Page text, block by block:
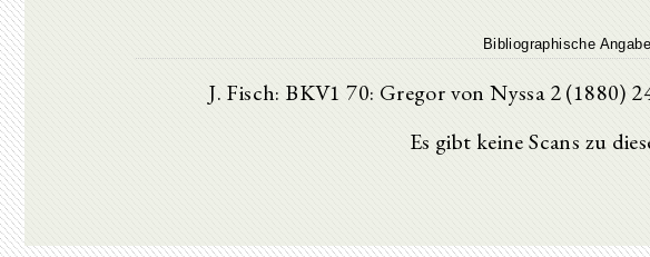
Bibliographische Angabe
J. Fisch: BKV1 70: Gregor von Nyssa 2 (1880)
Es gibt keine Scans zu